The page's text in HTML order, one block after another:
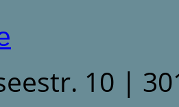
10 |